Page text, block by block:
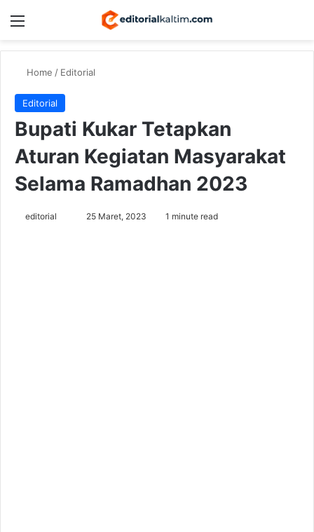
Menu
Home / Editorial
Editorial
Bupati Kukar Tetapkan
Aturan Kegiatan Masyarakat
Selama Ramadhan 2023
editorial 25 Maret, 2023 1 minute read